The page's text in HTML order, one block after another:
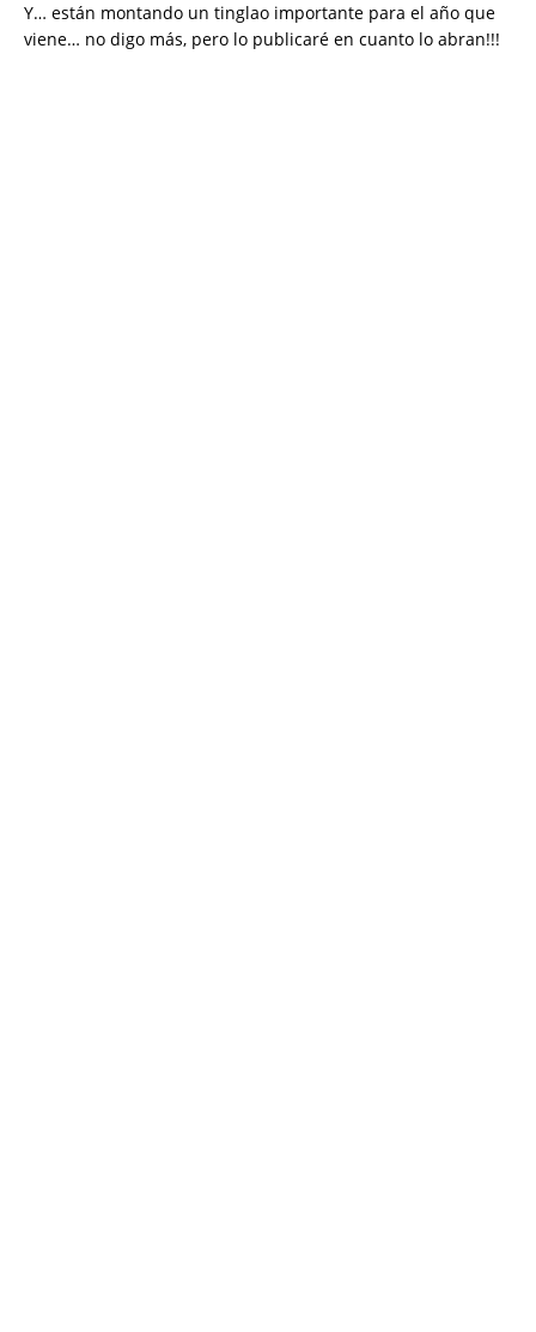
Y… están montando un tinglao importante para el año que
viene… no digo más, pero lo publicaré en cuanto lo abran!!!